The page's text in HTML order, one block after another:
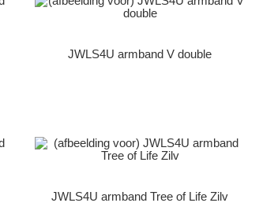
JWLS4U armband V double
JWLS4U armband Tree of Life Zilv